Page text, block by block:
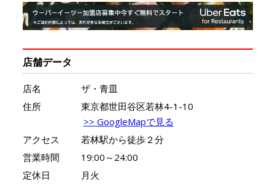
店舗データ
店名
ザ・青皿
住所
東京都世田谷区若林4-1-10
>> GoogleMapで見る
アクセス
若林駅から徒歩２分
営業時間
19:00～24:00
定休日
月火